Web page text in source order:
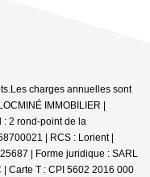
charges annuelles sont
IMMOBILIER |
: 2 rond-point de la
| RCS : Lorient |
| Forme juridique : SARL
| Carte T : CPI 5602 2016 000